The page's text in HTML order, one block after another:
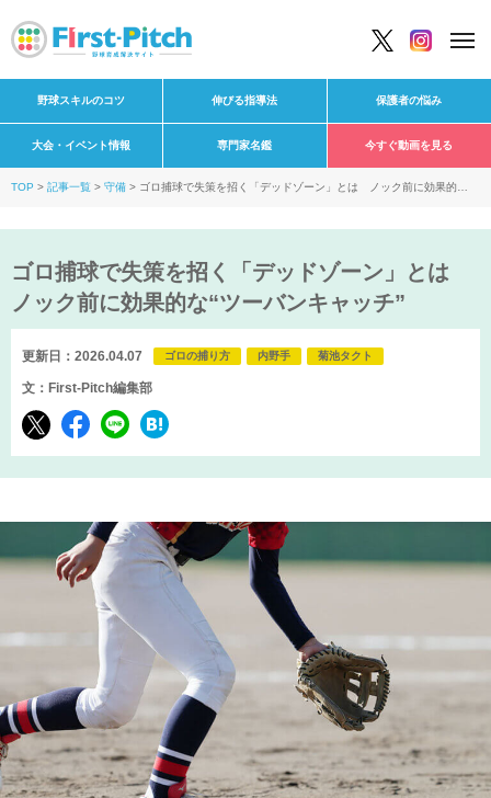
野球スキルのコツ 伸びる指導法 保護者の悩み
大会・イベント情報 専門家名鑑 今すぐ動画を見る
TOP 記事一覧 守備
ゴロ捕球で失策を招く「デッドゾーン」とは ノック前に効果的
ゴロ捕球で失策を招く「デッドゾーン」とは
ノック前に効果的な“ツーバンキャッチ”
更新日：2026.04.07 ゴロの捕り方 内野手 菊池タクト
文：First-Pitch編集部